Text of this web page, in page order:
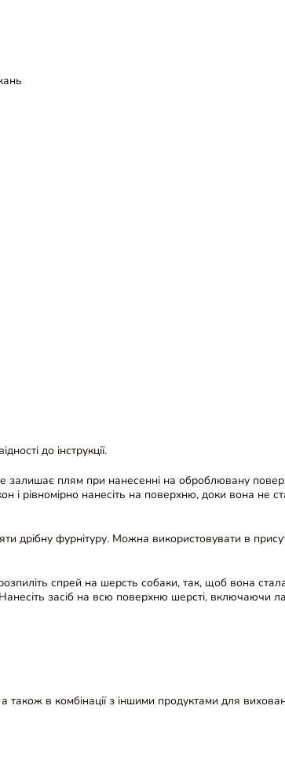
до інструкції.
залишає плям при нанесенні на оброблювану
і рівномірно нанесіть на поверхню, доки вона не
фурнітуру. Можна використовувати в
спрей на шерсть собаки, так, щоб вона
засіб на всю поверхню шерсті, включаючи
в комбінації з іншими продуктами для